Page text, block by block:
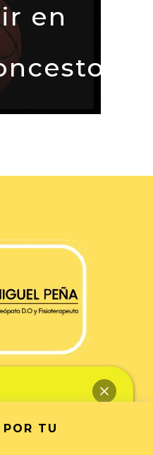
es
y Osteopatía
18004 Granada
608 75 71 68
TU